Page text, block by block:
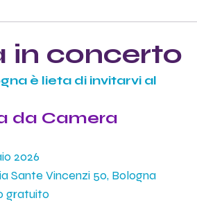
in concerto
è lieta di invitarvi al
da Camera
2026
Sante Vincenzi 50, Bologna
gratuito